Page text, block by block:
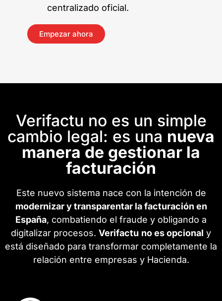
centralizado oficial.
Empezar ahora
Verifactu no es un simple
cambio legal: es una nueva
manera de gestionar la
facturación
Este nuevo sistema nace con la intención de
modernizar y transparentar la facturación en
España, combatiendo el fraude y obligando a
digitalizar procesos. Verifactu no es opcional y
está diseñado para transformar completamente la
relación entre empresas y Hacienda.